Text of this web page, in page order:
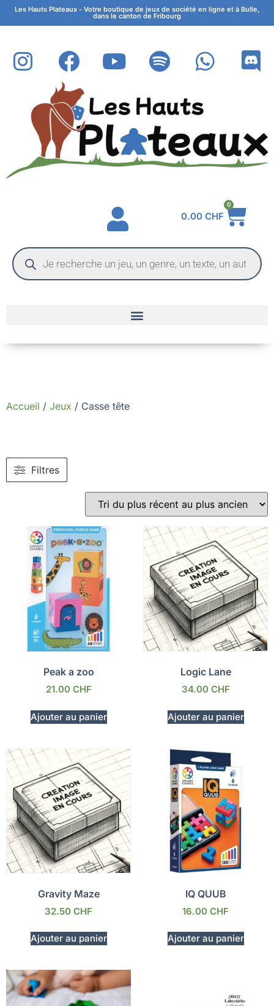
Les Hauts Plateaux - Votre boutique de jeux de société en ligne et à Bulle,
dans le canton de Fribourg
0.00 CHF
0
Accueil / Jeux / Casse tête
Filtres
Peak a zoo
21.00 CHF
Ajouter au panier
Logic Lane
34.00 CHF
Ajouter au panier
Gravity Maze
32.50 CHF
Ajouter au panier
IQ QUUB
16.00 CHF
Ajouter au panier